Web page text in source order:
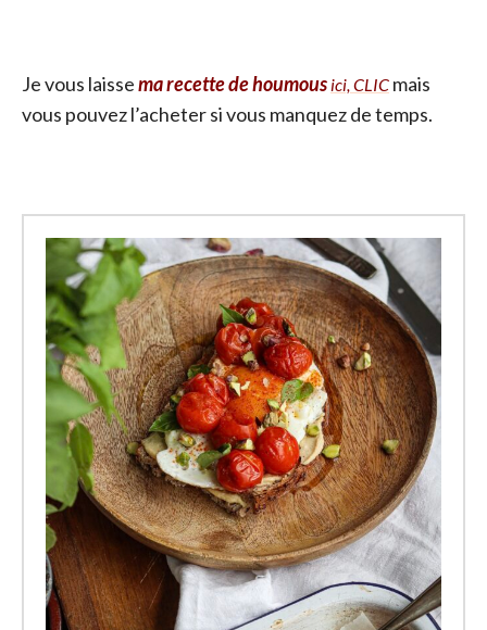
Je vous laissema recette de houmous ici, CLIC mais
vous pouvez l’acheter si vous manquez de temps.